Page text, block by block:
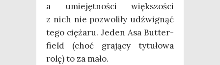
a umie­jęt­no­ści więk­szo­ści
z nich nie pozwo­li­ły udźwi­gnąć
tego cię­ża­ru. Jeden Asa But­ter­
field (choć gra­ją­cy tytu­ło­wa
rolę) to za mało.